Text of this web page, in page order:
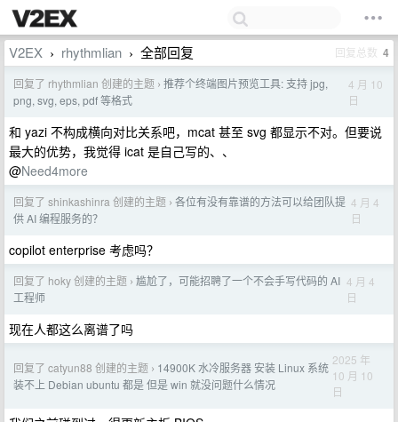
V2EX › rhythmlian › 全部回复 回复总数 4
回复了 rhythmlian 创建的主题 › 推荐个终端图片预览工具: 支持 jpg,
png, svg, eps, pdf 等格式
4 月 10
日
和 yazi 不构成横向对比关系吧，mcat 甚至 svg 都显示不对。但要说
最大的优势，我觉得 icat 是自己写的、、
@Need4more
回复了 shinkashinra 创建的主题 › 各位有没有靠谱的方法可以给团队提
供 AI 编程服务的？
4 月 4
日
copilot enterprise 考虑吗？
回复了 hoky 创建的主题 › 尴尬了，可能招聘了一个不会手写代码的 AI
工程师
4 月 4
日
现在人都这么离谱了吗
回复了 catyun88 创建的主题 › 14900K 水冷服务器 安装 Linux 系统
装不上 Debian ubuntu 都是 但是 win 就没问题什么情况
2025 年
10 月 10
日